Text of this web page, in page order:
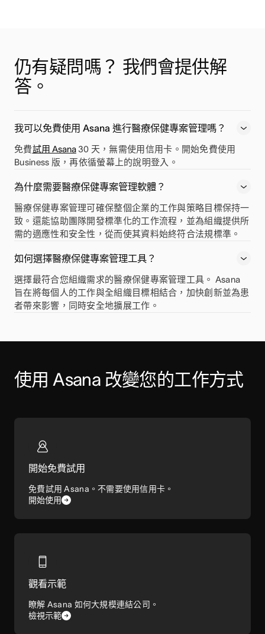
仍有疑問嗎？ 我們會提供解
答。
我可以免費使用 Asana 進行醫療保健專案管理嗎？
免費試用 Asana30 天，無需使用信用卡。開始免費使用
Business 版，再依循螢幕上的說明登入。
為什麼需要醫療保健專案管理軟體？
醫療保健專案管理可確保整個企業的工作與策略目標保持一
致。還能協助團隊開發標準化的工作流程，並為組織提供所
需的適應性和安全性，從而使其資料始終符合法規標準。
如何選擇醫療保健專案管理工具？
選擇最符合您組織需求的醫療保健專案管理工具。 Asana
旨在將每個人的工作與全組織目標相結合，加快創新並為患
者帶來影響，同時安全地擴展工作。
使用 Asana 改變您的工作方式
開始免費試用
免費試用 Asana。不需要使用信用卡。
開始使用
觀看示範
瞭解 Asana 如何大規模連結公司。
檢視示範